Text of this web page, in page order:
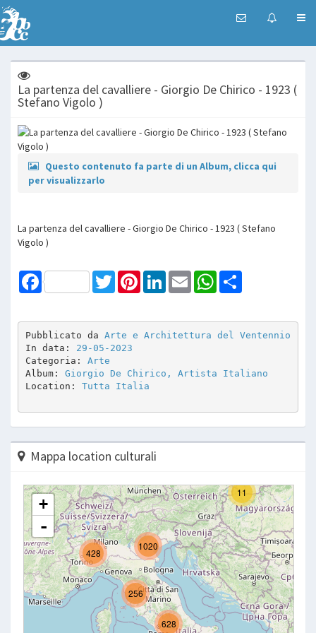
La partenza del cavalliere - Giorgio De Chirico - 1923 (
Stefano Vigolo )
Questo contenuto fa parte di un Album, clicca qui
per visualizzarlo
La partenza del cavalliere - Giorgio De Chirico - 1923 ( Stefano
Vigolo )
Facebook TwitterPinterestLinkedInEmail WhatsApp
Pubblicato da Arte e Architettura del Ventennio
In data: 29-05-2023
Categoria: Arte
Album: Giorgio De Chirico, Artista Italiano
Location: Tutta Italia
Mappa location culturali